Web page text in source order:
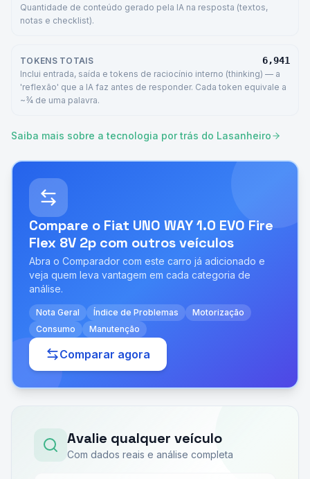
Quantidade de conteúdo gerado pela IA na resposta (textos,
notas e checklist).
TOKENS TOTAIS 6,941
Inclui entrada, saída e tokens de raciocínio interno (thinking) — a
'reflexão' que a IA faz antes de responder. Cada token equivale a
~¾ de uma palavra.
Saiba mais sobre a tecnologia por trás do Lasanheiro
Compare o Fiat UNO WAY 1.0 EVO Fire
Flex 8V 2p com outros veículos
Abra o Comparador com este carro já adicionado e
veja quem leva vantagem em cada categoria de
análise.
Nota Geral Índice de Problemas
Motorização
Consumo
Manutenção
Comparar agora
Avalie qualquer veículo
Com dados reais e análise completa